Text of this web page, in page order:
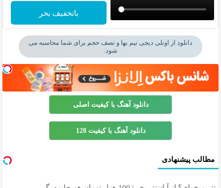
باتخفیف بخر
دانلود از اونلی دیجی نیم بها و نصف حجم برای شما محاسبه می
شود.
دانلود آهنگ با کیفیت اصلی
دانلود آهنگ با کیفیت 128
مطالب پیشنهادی